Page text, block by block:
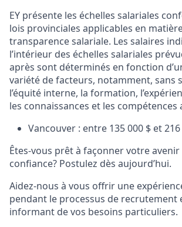
EY présente les échelles salariales
lois provinciales applicables en
transparence salariale. Les salaires
l’intérieur des échelles salariales
après sont déterminés en fonction
variété de facteurs, notamment, sans
l’équité interne, la formation,
les connaissances et les compétences
Vancouver : entre 135 000 $ et 216
Êtes-vous prêt à façonner votre
confiance? Postulez dès aujourd’hui.
Aidez-nous à vous offrir une
pendant le processus de recrutement
informant de vos besoins particuliers.